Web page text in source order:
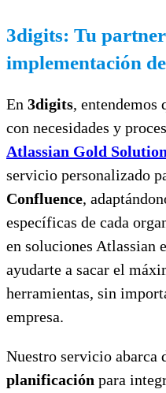
3digits: Tu
implementación
En 3digits, entendemos
con necesidades y
Atlassian Gold
servicio personalizado
Confluence,
específicas de cada
en soluciones Atlassian
ayudarte a sacar el
herramientas, sin
empresa.
Nuestro servicio abarca
planificación para